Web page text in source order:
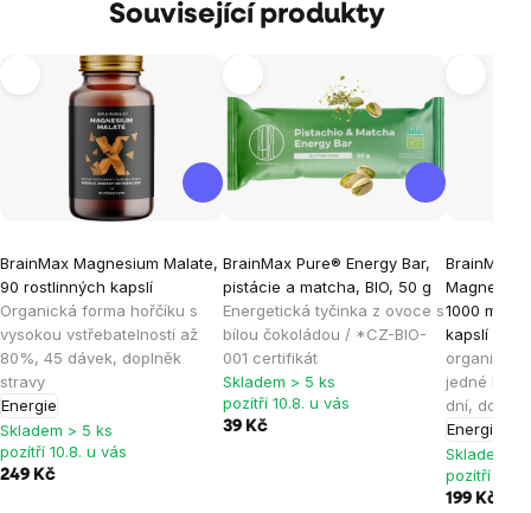
Související produkty
BrainMax Magnesium Malate,
90 rostlinných kapslí
Organická forma hořčíku s
vysokou vstřebatelností až
80%, 45 dávek, doplněk
stravy
Energie
Skladem > 5 ks
pozítří 10.8. u vás
249 Kč
BrainMax Pure® Energy Bar,
pistácie a matcha, BIO, 50 g
Energetická tyčinka z ovoce s
bílou čokoládou / *CZ-BIO-
001 certifikát
Skladem > 5 ks
pozítří 10.8. u vás
39 Kč
BrainMax
1000 mg,
kapslí
organický
jedné
dní,
Energie
Skladem >
pozítří
199 Kč